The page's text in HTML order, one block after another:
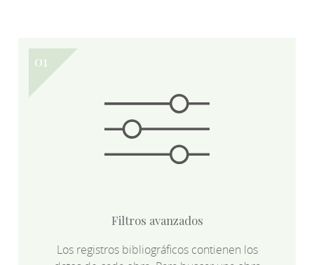
Filtros avanzados
Los registros bibliográficos contienen los